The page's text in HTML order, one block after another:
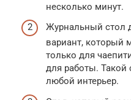
несколько минут.
Журнальный стол
вариант, который
только для
для работы. Такой
любой интерьер.